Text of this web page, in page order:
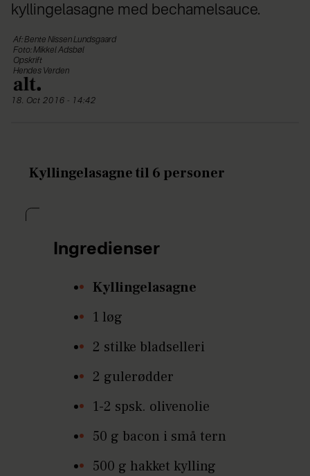
kyllingelasagne med bechamelsauce.
Af: Bente Nissen Lundsgaard
Foto: Mikkel Adsbøl
Opskrift
Hendes Verden
18. Oct 2016 - 14:42
Kyllingelasagne til 6 personer
Ingredienser
Kyllingelasagne
1 løg
2 stilke bladselleri
2 gulerødder
1-2 spsk. olivenolie
50 g bacon i små tern
500 g hakket kylling